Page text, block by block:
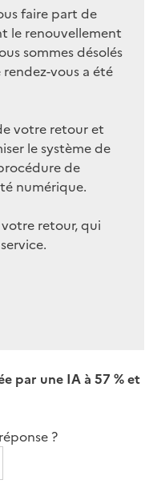
faire part de
le renouvellement
sommes désolés
vous a été
votre retour et
le système de
de
numérique.
retour, qui
par une IA à 57 % et
?